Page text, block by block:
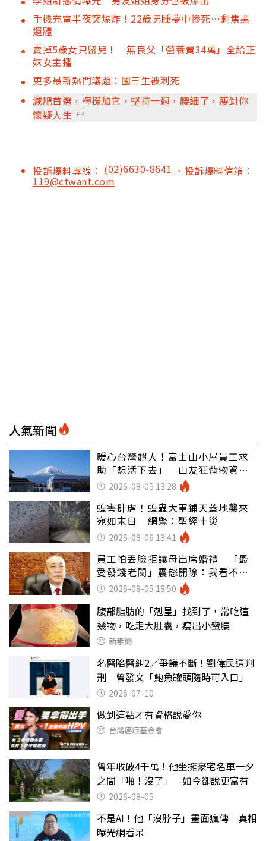
手機充電半夜突爆炸！22歲男睡夢中慘死…剩焦黑
遺體
賣掉5歲女只留兒！ 無良父「營養費34萬」全給正
妹女主播
更多最新熱門議題：國三生被刺死
減肥首選，檸檬加它，堅持一週，腰細了，瘦到你
懷疑人生
PR
投訴爆料專線： (02)6630-8641 、投訴爆料信箱：
119@ctwant.com
人氣新聞
暖心台灣超人！富士山小屋員工求
助「想活下去」 山友狂背物資上
山：台灣真的是寶島
2026-08-05 13:28
蝗害肆虐！蝗蟲大軍鋪天蓋地襲來
宛如末日 網驚：聖經十災
2026-08-06 13:41
員工怕丟臉拒讓母出席婚禮 「最
愛發錢老闆」震怒開除：我看不起
你 2026-08-05 18:50
腹部脂肪的「剋星」找到了，常吃這
幾物，吃走大肚囊，瘦出小蠻腰
新素簡
名醫陷醫糾2／爭議不斷！劉偉民遭判
刑 曾發文「鮑魚罐頭隨時可入口」
2026-07-10
做到這點才有資格說愛你
台灣癌症基金會
曾年收破4千萬！他坐擁豪宅名車一夕
之間「啪！沒了」 如今卻說更富有
2026-08-05
不是AI！他「沒脖子」畫面瘋傳 真相
曝光網看呆